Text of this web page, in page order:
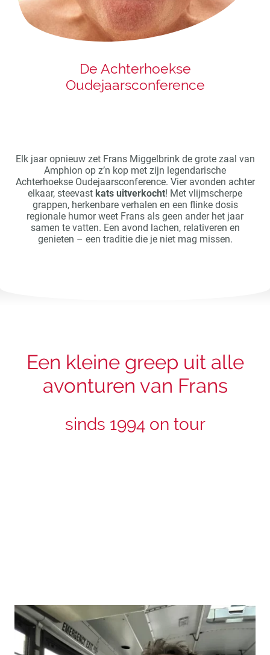
De Achterhoekse
Oudejaarsconference
Elk jaar opnieuw zet Frans Miggelbrink de grote zaal van
Amphion op z’n kop met zijn legendarische
Achterhoekse Oudejaarsconference. Vier avonden achter
elkaar, steevast kats uitverkocht! Met vlijmscherpe
grappen, herkenbare verhalen en een flinke dosis
regionale humor weet Frans als geen ander het jaar
samen te vatten. Een avond lachen, relativeren en
genieten – een traditie die je niet mag missen.
Een kleine greep uit alle
avonturen van Frans
sinds 1994 on tour